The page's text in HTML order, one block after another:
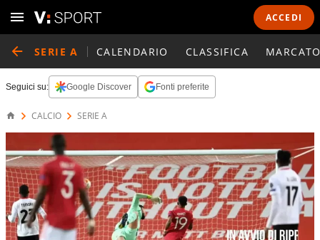
ACCEDI
SERIE A CALENDARIO CLASSIFICA
Seguici su: Google Discover Fonti preferite
CALCIO SERIE A